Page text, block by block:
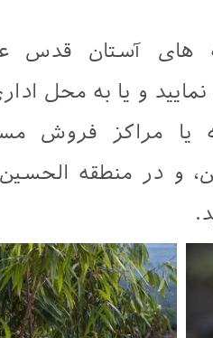
های آستان قدس
تماس حاصل نماييد و یا به
یا مراکز فروش
و در منطقه